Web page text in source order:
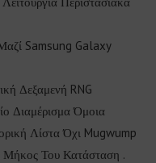
Samsung Galaxy
Δεξαμενή RNG
Διαμέρισμα Όμοια
Λίστα Όχι Mugwump
Μήκος Του Κατάσταση .